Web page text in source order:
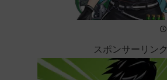
スポンサーリンク